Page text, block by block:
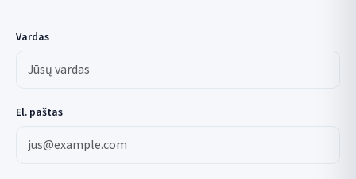
Vardas
El. paštas